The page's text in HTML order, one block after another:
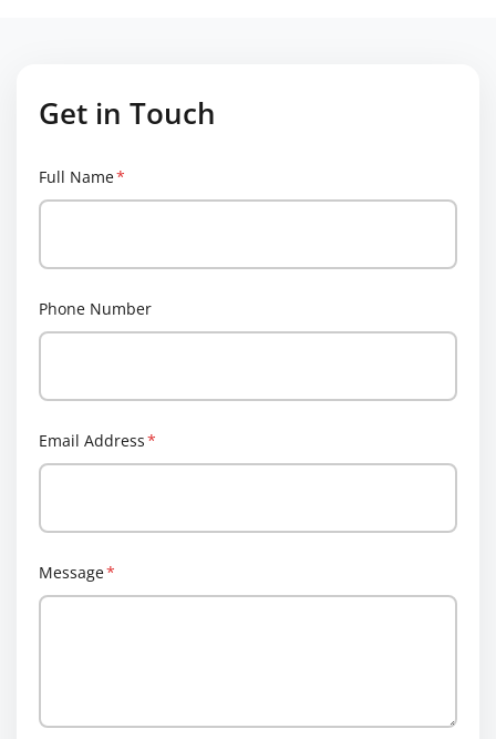
Get in Touch
Full Name*
Phone Number
Email Address*
Message*